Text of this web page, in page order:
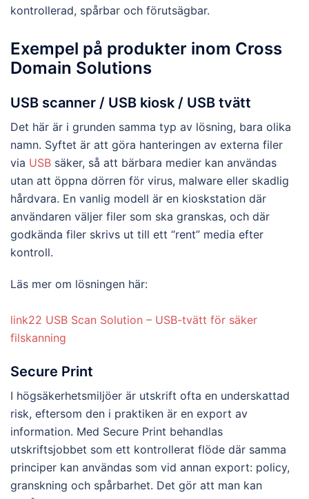
kontrollerad, spårbar och förutsägbar.
Exempel på produkter inom Cross
Domain Solutions
USB scanner / USB kiosk / USB tvätt
Det här är i grunden samma typ av lösning, bara olika
namn. Syftet är att göra hanteringen av externa filer
via USB säker, så att bärbara medier kan användas
utan att öppna dörren för virus, malware eller skadlig
hårdvara. En vanlig modell är en kioskstation där
användaren väljer filer som ska granskas, och där
godkända filer skrivs ut till ett “rent” media efter
kontroll.
Läs mer om lösningen här:
link22 USB Scan Solution – USB-tvätt för säker
filskanning
Secure Print
I högsäkerhetsmiljöer är utskrift ofta en underskattad
risk, eftersom den i praktiken är en export av
information. Med Secure Print behandlas
utskriftsjobbet som ett kontrollerat flöde där samma
principer kan användas som vid annan export: policy,
granskning och spårbarhet. Det gör att man kan